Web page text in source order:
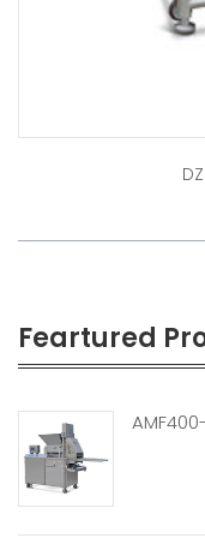
Feartured